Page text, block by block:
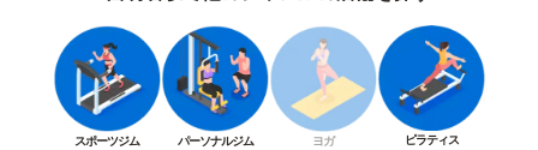
スポーツジム パーソナルジム ヨガ ピラティス